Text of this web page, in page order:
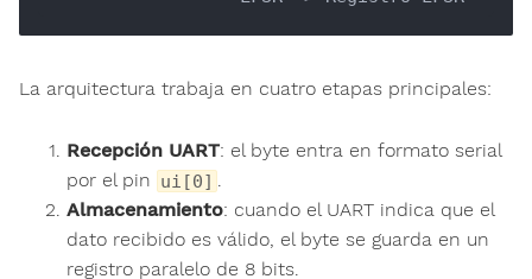
La arquitectura trabaja en cuatro etapas principales:
Recepción UART: el byte entra en formato serial
por el pin ui[0] .
Almacenamiento: cuando el UART indica que el
dato recibido es válido, el byte se guarda en un
registro paralelo de 8 bits.